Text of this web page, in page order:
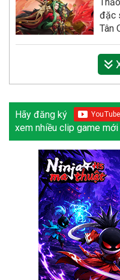
đặc
Tân
Hãy đăng ký
xem nhiều clip game mới